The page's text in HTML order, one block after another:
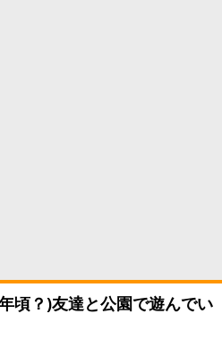
頃？)友達と公園で遊んでい